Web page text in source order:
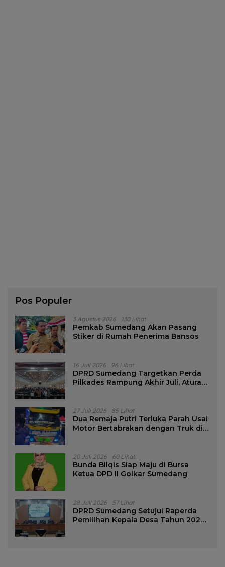
Pos Populer
3 Agustus 2026 130 Lihat
Pemkab Sumedang Akan Pasang
Stiker di Rumah Penerima Bansos
16 Juli 2026 96 Lihat
DPRD Sumedang Targetkan Perda
Pilkades Rampung Akhir Juli, Aturan
27 Juli 2026 85 Lihat
Dua Remaja Putri Terluka Parah Usai
Motor Bertabrakan dengan Truk di
20 Juli 2026 60 Lihat
Bunda Bilqis Siap Maju di Bursa
Ketua DPD II Golkar Sumedang
28 Juli 2026 57 Lihat
DPRD Sumedang Setujui Raperda
Pemilihan Kepala Desa Tahun 2026